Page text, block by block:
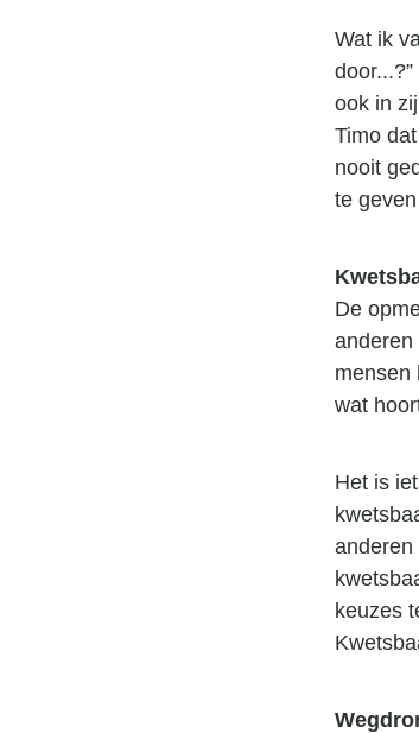
Wat ik
ook in
Timo
nooit
te
De
anderen
mensen
wat
Het is
anderen
keuzes